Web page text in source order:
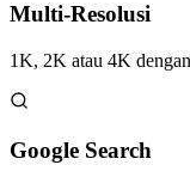
Multi-Resolusi
1K, 2K atau 4K
Google Search